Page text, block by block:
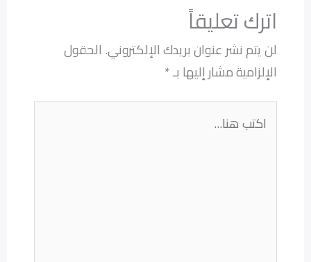
اترك تعليقاً
لن يتم نشر عنوان بريدك الإلكتروني. الحقول
الإلزامية مشار إليها بـ*
هنا...